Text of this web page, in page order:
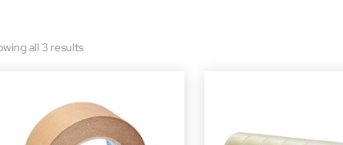
all 3 resultsSorted